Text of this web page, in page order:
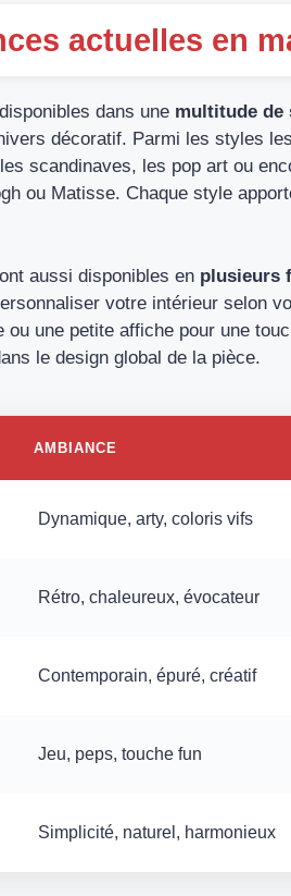
actuelles en
dans une multitude de
décoratif. Parmi les styles
scandinaves, les pop art ou
ou Matisse. Chaque style
aussi disponibles en plusieurs
votre intérieur selon
une petite affiche pour une
le design global de la pièce.
AMBIANCE
Dynamique, arty, coloris vifs
Rétro, chaleureux, évocateur
Contemporain, épuré, créatif
Jeu, peps, touche fun
Simplicité, naturel, harmonieux